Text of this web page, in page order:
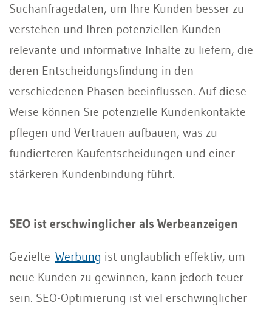
Suchanfragedaten, um Ihre Kunden besser zu
verstehen und Ihren potenziellen Kunden
relevante und informative Inhalte zu liefern, die
deren Entscheidungsfindung in den
verschiedenen Phasen beeinflussen. Auf diese
Weise können Sie potenzielle Kundenkontakte
pflegen und Vertrauen aufbauen, was zu
fundierteren Kaufentscheidungen und einer
stärkeren Kundenbindung führt.
SEO ist erschwinglicher als Werbeanzeigen
Gezielte Werbung ist unglaublich effektiv, um
neue Kunden zu gewinnen, kann jedoch teuer
sein. SEO-Optimierung ist viel erschwinglicher